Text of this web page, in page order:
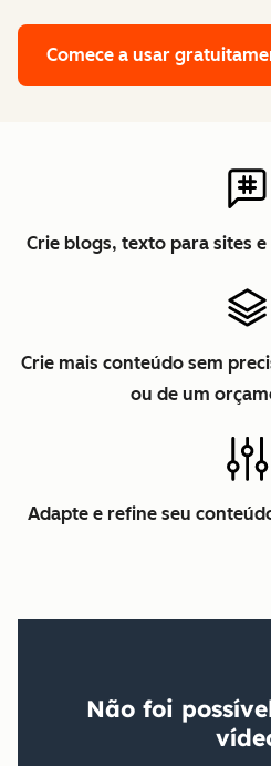
Comece a usar
Crie blogs, texto para sites
Crie mais conteúdo sem
ou de um
Adapte e refine seu